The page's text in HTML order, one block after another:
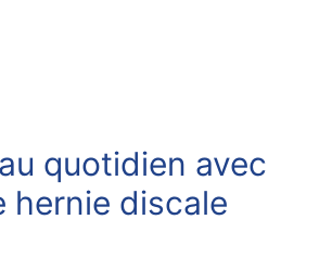
quotidien avec
hernie discale